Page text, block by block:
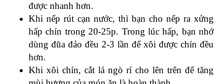
được nhanh hơn.
Khi nếp rút cạn nước, thì bạn cho nếp ra xửng
hấp chín trong 20-25p. Trong lúc hấp, bạn nhớ
dùng đũa đảo đều 2-3 lần để xôi được chín đều
hơn.
Khi xôi chín, cắt lá ngò rí cho lên trên để tăng